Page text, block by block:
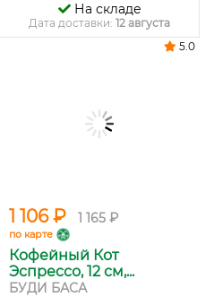
На складе
Дата доставки: 12 августа
1 106 ₽ 1 165 ₽
по карте
Кофейный Кот
Эспрессо, 12 см,...
БУДИ БАСА
5.0